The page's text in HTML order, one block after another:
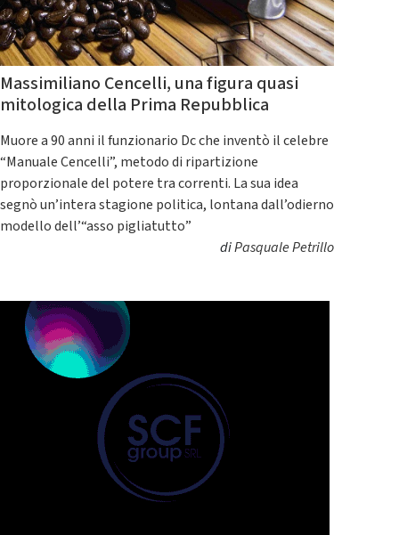
Massimiliano Cencelli, una figura quasi
mitologica della Prima Repubblica
Muore a 90 anni il funzionario Dc che inventò il celebre
“Manuale Cencelli”, metodo di ripartizione
proporzionale del potere tra correnti. La sua idea
segnò un’intera stagione politica, lontana dall’odierno
modello dell’“asso pigliatutto”
diPasquale Petrillo